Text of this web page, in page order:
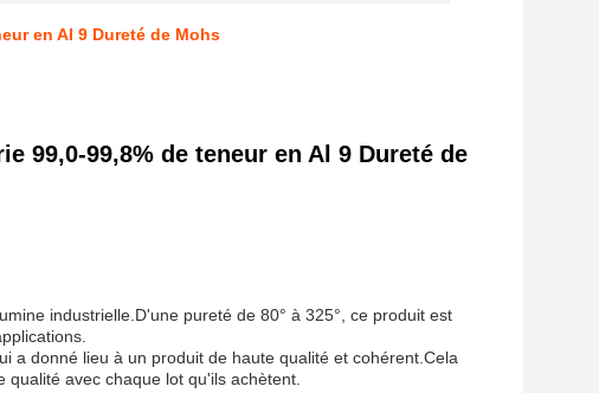
en Al 9 Dureté de Mohs
99,0-99,8% de teneur en Al 9 Dureté de
industrielle.D'une pureté de 80° à 325°, ce produit est
a donné lieu à un produit de haute qualité et cohérent.Cela
avec chaque lot qu'ils achètent.